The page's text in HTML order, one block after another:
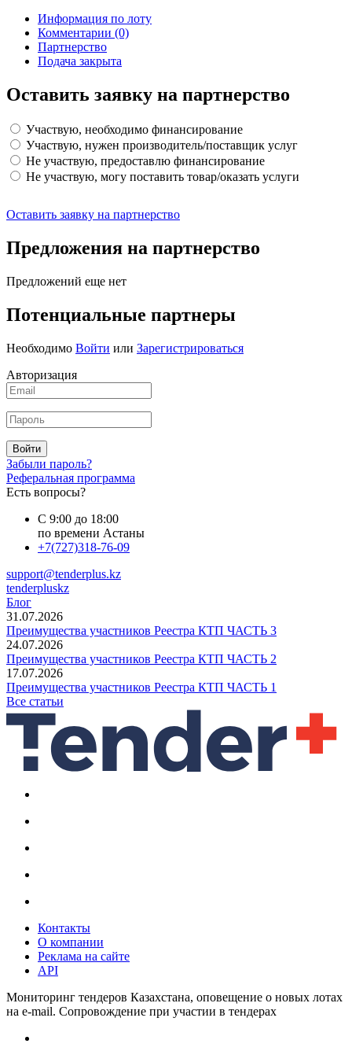
Информация по лоту
Комментарии (0)
Партнерство
Подача закрыта
Оставить заявку на партнерство
Участвую, необходимо финансирование
Участвую, нужен производитель/поставщик услуг
Не участвую, предоставлю финансирование
Не участвую, могу поставить товар/оказать услуги
Оставить заявку на партнерство
Предложения на партнерство
Предложений еще нет
Потенциальные партнеры
Необходимо Войти или Зарегистрироваться
Авторизация
Войти
Забыли пароль?
Реферальная программа
Есть вопросы?
С 9:00 до 18:00
по времени Астаны
+7(727)318-76-09
support@tenderplus.kz
tenderpluskz
Блог
31.07.2026
Преимущества участников Реестра КТП ЧАСТЬ 3
24.07.2026
Преимущества участников Реестра КТП ЧАСТЬ 2
17.07.2026
Преимущества участников Реестра КТП ЧАСТЬ 1
Все статьи
Контакты
О компании
Реклама на сайте
API
Мониторинг тендеров Казахстана, оповещение о новых лотах
на e-mail. Сопровождение при участии в тендерах